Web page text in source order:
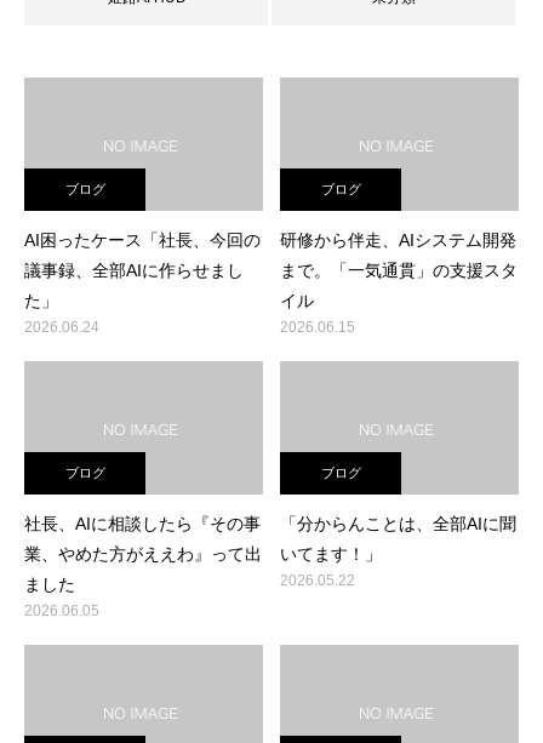
ブログ
AI困ったケース「社長、今回の
議事録、全部AIに作らせまし
た」
2026.06.24
ブログ
研修から伴走、AIシステム開発
まで。「一気通貫」の支援スタ
イル
2026.06.15
ブログ
社長、AIに相談したら『その事
業、やめた方がええわ』って出
ました
2026.06.05
ブログ
「分からんことは、全部AIに聞
いてます！」
2026.05.22